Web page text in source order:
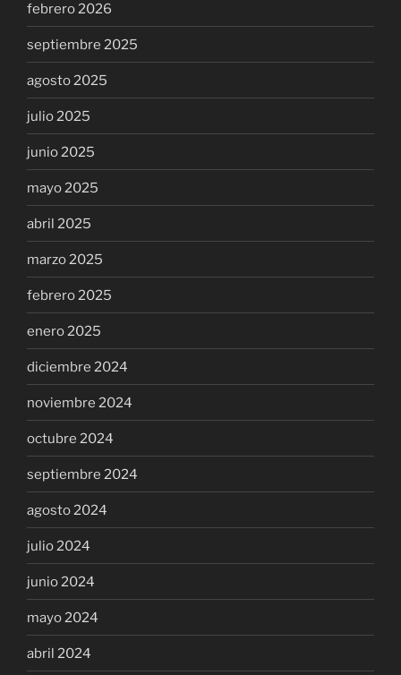
febrero 2026
septiembre 2025
agosto 2025
julio 2025
junio 2025
mayo 2025
abril 2025
marzo 2025
febrero 2025
enero 2025
diciembre 2024
noviembre 2024
octubre 2024
septiembre 2024
agosto 2024
julio 2024
junio 2024
mayo 2024
abril 2024